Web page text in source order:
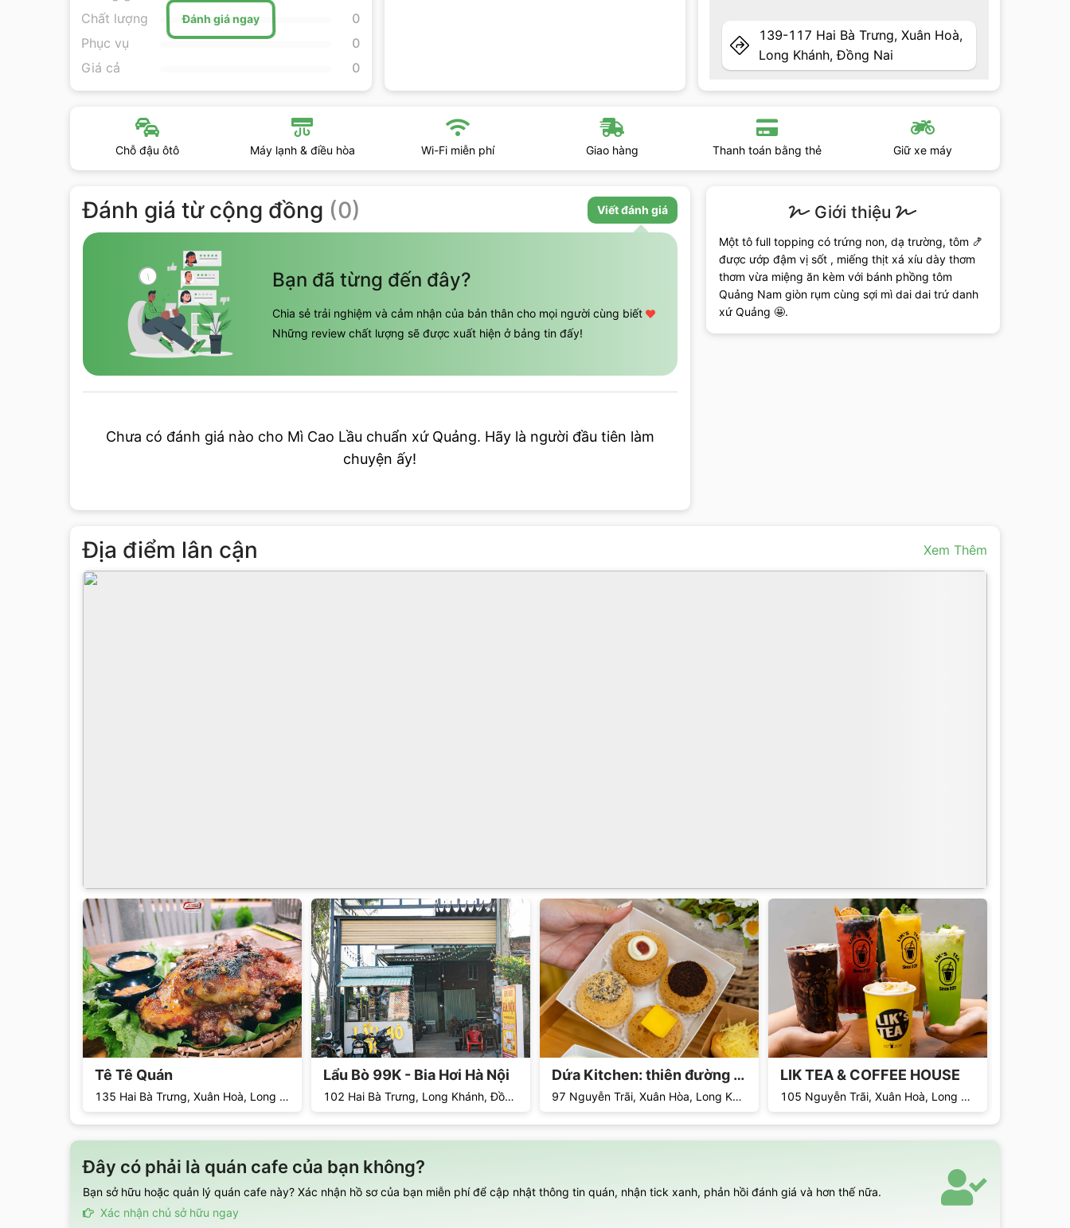
Đánh giá ngay
Chất lượng
0
Phục vụ
0
Giá cả
0
139-117 Hai Bà Trưng, Xuân Hoà,
Long Khánh, Đồng Nai
Chỗ đậu ôtô Máy lạnh & điều hòa Wi-Fi miễn phí Giao hàng Thanh toán bằng thẻ Giữ xe máy
Đánh giá từ cộng đồng (0) Viết đánh giá
Bạn đã từng đến đây?
Chia sẻ trải nghiệm và cảm nhận của bản thân cho mọi người cùng biết
Những review chất lượng sẽ được xuất hiện ở bảng tin đấy!
Chưa có đánh giá nào cho Mì Cao Lầu chuẩn xứ Quảng. Hãy là người đầu tiên làm
chuyện ấy!
Giới thiệu
Một tô full topping có trứng non, dạ trường, tôm 🍤
được ướp đậm vị sốt , miếng thịt xá xíu dày thơm
thơm vừa miệng ăn kèm với bánh phồng tôm
Quảng Nam giòn rụm cùng sợi mì dai dai trứ danh
xứ Quảng 🤩.
Địa điểm lân cận Xem Thêm
Tê Tê Quán
135 Hai Bà Trưng, Xuân Hoà, Long Khánh, Đồng Nai, Việt Nam
Lẩu Bò 99K - Bia Hơi Hà Nội
102 Hai Bà Trưng, Long Khánh, Đồng Nai
Dứa Kitchen: thiên đường bánh
97 Nguyễn Trãi, Xuân Hòa, Long Khánh, Đồng Nai
LIK TEA & COFFEE HOUSE
105 Nguyễn Trãi, Xuân Hoà, Long Khánh, Đồng Nai
Đây có phải là quán cafe của bạn không?
Bạn sở hữu hoặc quản lý quán cafe này? Xác nhận hồ sơ của bạn miễn phí để cập nhật thông tin quán, nhận tick xanh, phản hồi đánh giá và hơn thế nữa.
Xác nhận chủ sở hữu ngay